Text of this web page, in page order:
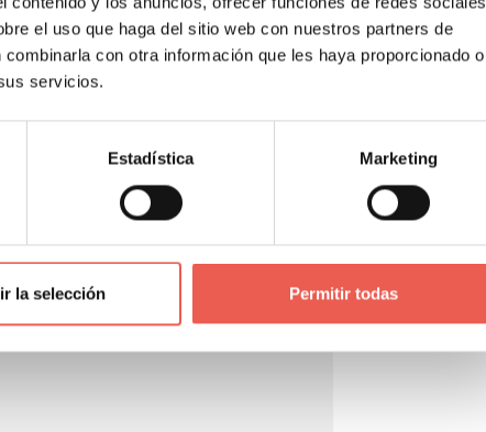
el uso que haga del sitio web con nuestros partners de
con otra información que les haya proporcionado o
servicios.
Estadística Marketing
la selección Permitir todas
a la venta con las que puedes
y cómo puedes lograrlo a